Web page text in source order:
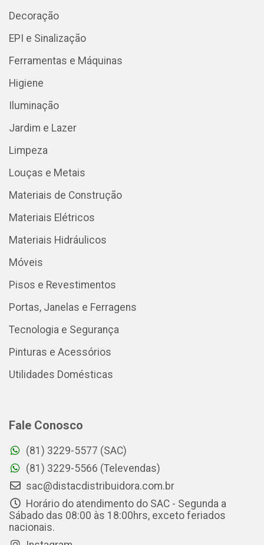
Decoração
EPI e Sinalização
Ferramentas e Máquinas
Higiene
Iluminação
Jardim e Lazer
Limpeza
Louças e Metais
Materiais de Construção
Materiais Elétricos
Materiais Hidráulicos
Móveis
Pisos e Revestimentos
Portas, Janelas e Ferragens
Tecnologia e Segurança
Pinturas e Acessórios
Utilidades Domésticas
Fale Conosco
(81) 3229-5577 (SAC)
(81) 3229-5566 (Televendas)
sac@distacdistribuidora.com.br
Horário do atendimento do SAC - Segunda a
Sábado das 08:00 às 18:00hrs, exceto feriados
nacionais.